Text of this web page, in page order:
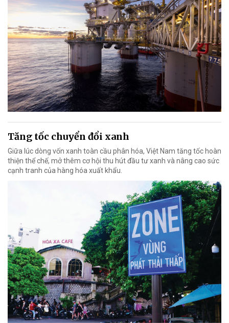
Tăng tốc chuyển đổi xanh
Giữa lúc dòng vốn xanh toàn cầu phân hóa, Việt Nam tăng tốc hoàn
thiện thể chế, mở thêm cơ hội thu hút đầu tư xanh và nâng cao sức
cạnh tranh của hàng hóa xuất khẩu.